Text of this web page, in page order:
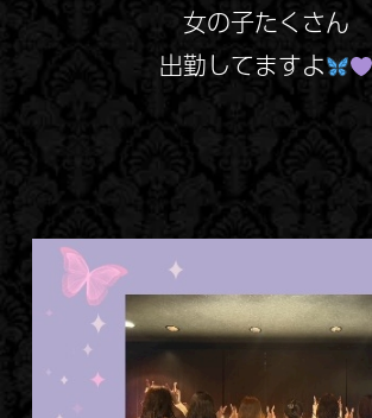
女の子たくさん
出勤してますよ